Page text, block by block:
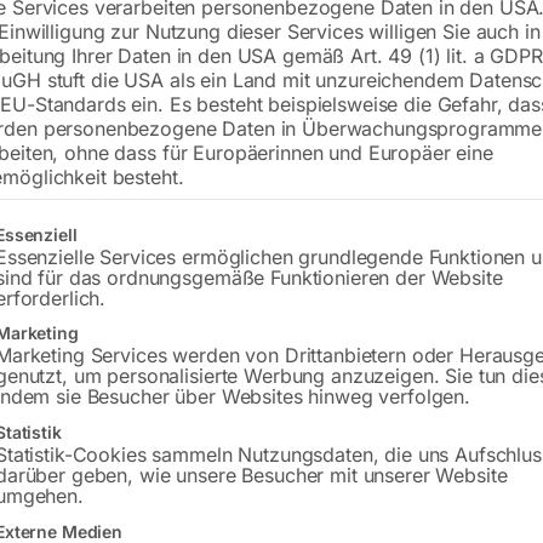
Präzise und zuverlässig in der
Formatschiebeschlitten und TERSA-
€12.660,00
Lieferzeit:Versandbereit in KW 42/2026
Versandkosten Standard (Österreich):€
Beschreibung
Services verarbeiten personenbezogene Daten in den
zur Nutzung dieser Services willigen Sie auch
Ihrer Daten in den USA gemäß Art. 49 (1) lit. a
stuft die USA als ein Land mit unzureichendem
Standards ein. Es besteht beispielsweise die Gefahr,
personenbezogene Daten in
ohne dass für Europäerinnen und Europäer eine
besteht.
eine Liste der Service-Gruppen, für die eine Einwilligung erteilt
Services ermöglichen grundlegende Funktionen
für das ordnungsgemäße Funktionieren der Website
Services werden von Drittanbietern oder
um personalisierte Werbung anzuzeigen. Sie tun
sie Besucher über Websites hinweg verfolgen.
Cookies sammeln Nutzungsdaten, die uns
geben, wie unsere Besucher mit unserer Website
Medien